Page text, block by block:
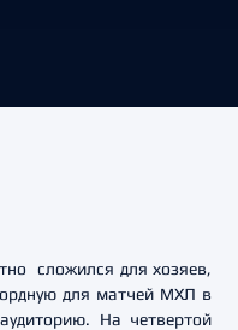
сложился для хозяев,
для матчей МХЛ в
На четвертой